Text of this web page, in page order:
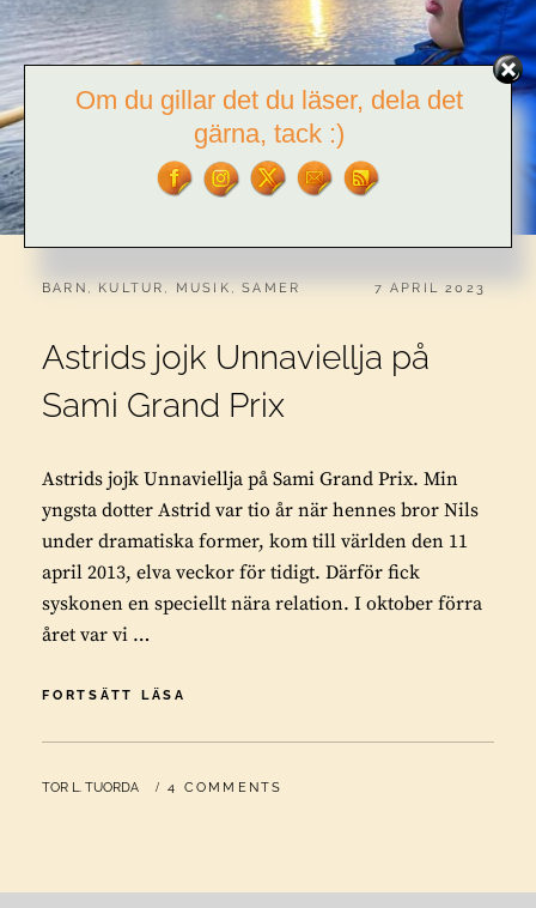
CATEGORIES:
BARN , KULTUR , MUSIK ,SAMER PUBLICERAT
7 APRIL 2023
Astrids jojk Unnaviellja på
Sami Grand Prix
Astrids jojk Unnaviellja på Sami Grand Prix. Min
yngsta dotter Astrid var tio år när hennes bror Nils
under dramatiska former, kom till världen den 11
april 2013, elva veckor för tidigt. Därför fick
syskonen en speciellt nära relation. I oktober förra
året var vi …
FORTSÄTT LÄSA
UNNAVIELLJA
SAMI
BY
TOR L. TUORDA 4 COMMENTS
Om du gillar det du läser, dela det
gärna, tack :)